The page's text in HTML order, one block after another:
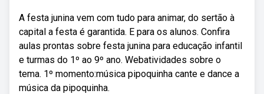
A festa junina vem com tudo para animar, do sertão à
capital a festa é garantida. E para os alunos. Confira
aulas prontas sobre festa junina para educação infantil
e turmas do 1º ao 9º ano. Webatividades sobre o
tema. 1º momento:música pipoquinha cante e dance a
música da pipoquinha.